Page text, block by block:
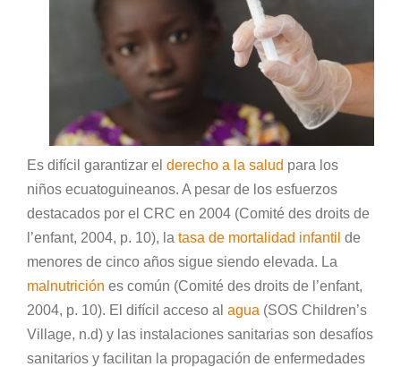
Es difícil garantizar el derecho a la salud para los
niños ecuatoguineanos. A pesar de los esfuerzos
destacados por el CRC en 2004 (Comité des droits de
l’enfant, 2004, p. 10), la tasa de mortalidad infantil de
menores de cinco años sigue siendo elevada. La
malnutrición es común (Comité des droits de l’enfant,
2004, p. 10). El difícil acceso al agua (SOS Children’s
Village, n.d) y las instalaciones sanitarias son desafíos
sanitarios y facilitan la propagación de enfermedades